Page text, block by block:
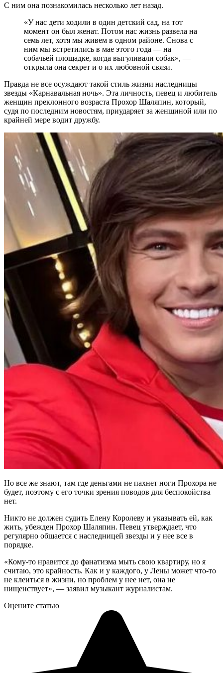
С ним она познакомилась несколько лет назад.
«У нас дети ходили в один детский сад, на тот
момент он был женат. Потом нас жизнь развела на
семь лет, хотя мы живем в одном районе. Снова с
ним мы встретились в мае этого года — на
собачьей площадке, когда выгуливали собак», —
открыла она секрет и о их любовной связи.
Правда не все осуждают такой стиль жизни наследницы
звезды «Карнавальная ночь». Эта личность, певец и любитель
женщин преклонного возраста Прохор Шаляпин, который,
судя по последним новостям, приударяет за женщиной или по
крайней мере водит дружбу.
Но все же знают, там где деньгами не пахнет ноги Прохора не
будет, поэтому с его точки зрения поводов для беспокойства
нет.
Никто не должен судить Елену Королеву и указывать ей, как
жить, убежден Прохор Шаляпин. Певец утверждает, что
регулярно общается с наследницей звезды и у нее все в
порядке.
«Кому-то нравится до фанатизма мыть свою квартиру, но я
считаю, это крайность. Как и у каждого, у Лены может что-то
не клеиться в жизни, но проблем у нее нет, она не
нищенствует», — заявил музыкант журналистам.
Оцените статью